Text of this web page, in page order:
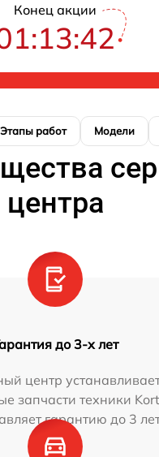
Конец акции
Этапы работ Модели
центра
до 3-х лет
центр
запчасти техники
гарантию до 3